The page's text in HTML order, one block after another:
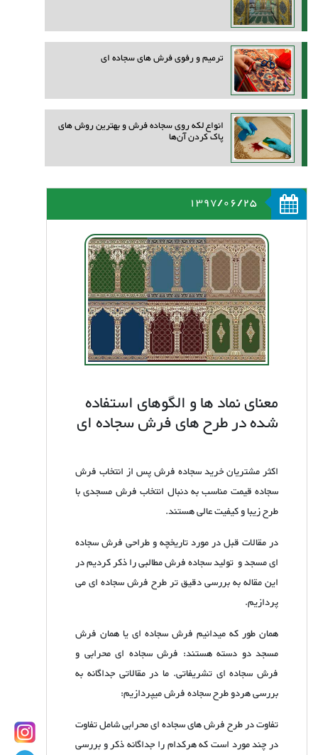
ترمیم و رفوی فرش های سجاده ای
انواع لکه روی سجاده فرش و بهترین روش‌ های
پاک کردن آن‌ها
1397/06/25
معنای نماد ها و الگوهای استفاده
شده در طرح های فرش سجاده ای
اکثر مشتریان خرید سجاده فرش پس از انتخاب فرش
سجاده قیمت مناسب به دنبال انتخاب فرش مسجدی با
طرح زیبا و کیفیت عالی هستند.
در مقالات قبل در مورد تاریخچه و طراحی فرش سجاده
ای مسجد و تولید سجاده فرش مطالبی را ذکر کردیم در
این مقاله به بررسی دقیق تر طرح فرش سجاده ای می
پردازیم.
همان طور که میدانیم فرش سجاده ای یا همان فرش
مسجد دو دسته هستند: فرش سجاده ای محرابی و
فرش سجاده ای تشریفاتی. ما در مقالاتی جداگانه به
بررسی هردو طرح سجاده فرش میپردازیم:
تفاوت در طرح فرش های سجاده ای محرابی شامل تفاوت
در چند مورد است که هرکدام را جداگانه ذکر و بررسی